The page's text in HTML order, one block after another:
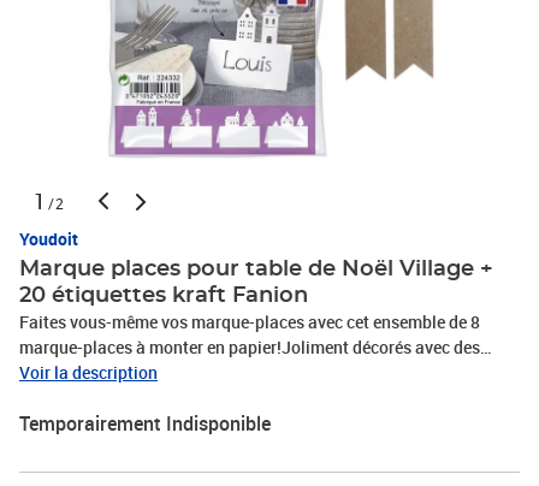
1 /2
Youdoit
Marque places pour table de Noël Village +
20 étiquettes kraft Fanion
Faites vous-même vos marque-places avec cet ensemble de 8
marque-places à monter en papier!Joliment décorés avec des
décorations de petits villages, ils seront parfaits pour décorer
marque-place mesure environ 70 x 70 mm.Papier Kraft blanc de
fanion, dimension 5 x 1,2 cm.A utiliser pour le scrapbooking, la
Voir la description
Temporairement Indisponible